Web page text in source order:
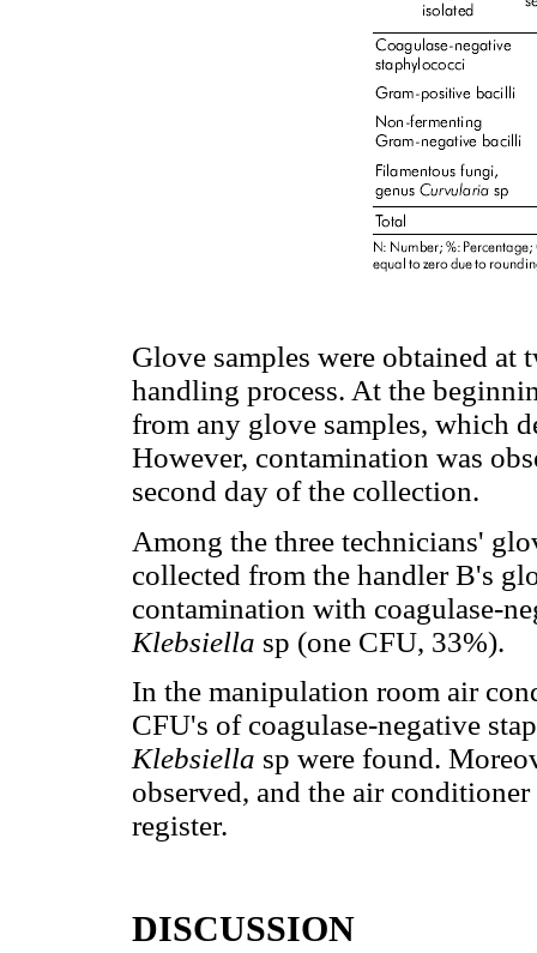
Glove samples were obtained at
handling process. At the
from any glove samples, which
However, contamination was
second day of the collection.
Among the three technicians'
collected from the handler B's
contamination with coagulase-
Klebsiella sp (one CFU, 33%).
In the manipulation room air
CFU's of coagulase-negative
Klebsiella sp were found.
observed, and the air
register.
DISCUSSION